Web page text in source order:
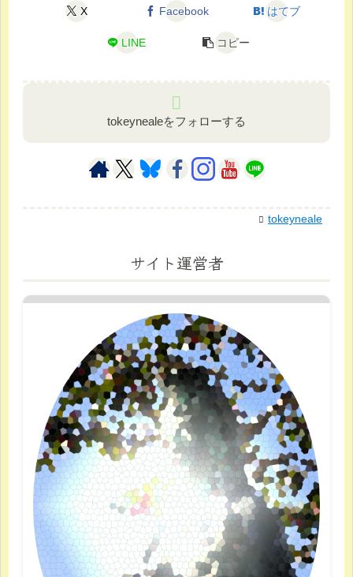
X Facebook はてブ
LINE コピー
tokeynealeをフォローする
tokeyneale
サイト運営者